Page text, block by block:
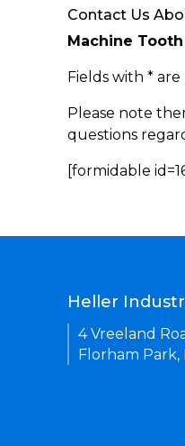
Contact Us
Machine
Fields with *
Please note
questions
[formidable
Heller
4 Vreeland
Florham Park,